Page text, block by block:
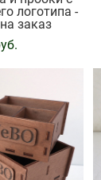
логотипа -
заказ